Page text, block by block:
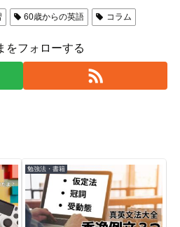
60歳からの英語 コラム
をフォローする
勉強法・書籍